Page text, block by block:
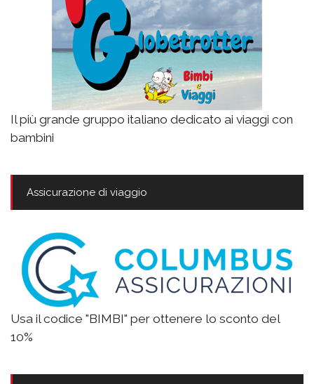
Il più grande gruppo italiano dedicato ai viaggi con
bambini
Assicurazione di viaggio
Usa il codice "BIMBI" per ottenere lo sconto del
10%